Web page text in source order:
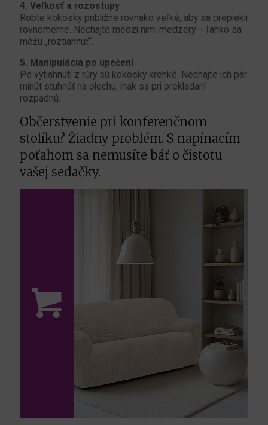
4. Veľkosť a rozostupy
Robte kokosky približne rovnako veľké, aby sa prepiekli
rovnomerne. Nechajte medzi nimi medzery – ľahko sa
môžu „roztiahnuť“.
5. Manipulácia po upečení
Po vytiahnutí z rúry sú kokosky krehké. Nechajte ich pár
minút stuhnúť na plechu, inak sa pri prekladaní
rozpadnú.
Občerstvenie pri konferenčnom
stolíku? Žiadny problém. S napínacím
poťahom sa nemusíte báť o čistotu
vašej sedačky.